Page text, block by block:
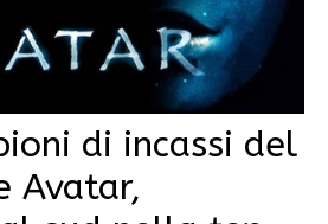
di incassi del
Avatar,